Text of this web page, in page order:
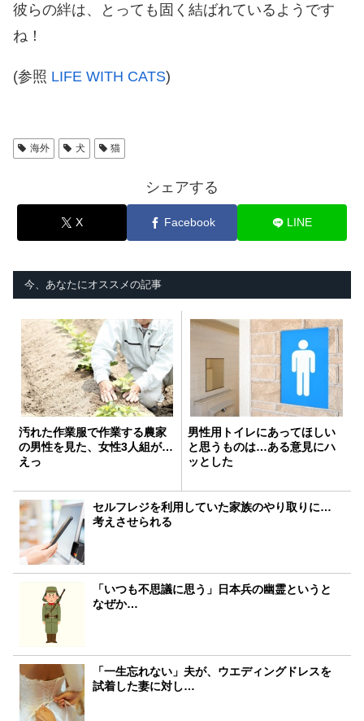
彼らの絆は、とっても固く結ばれているようです
ね！
(参照 LIFE WITH CATS)
海外 犬 猫
シェアする
X Facebook LINE
今、あなたにオススメの記事
汚れた作業服で作業する農家
の男性を見た、女性3人組が…
えっ
男性用トイレにあってほしい
と思うものは…ある意見にハ
ッとした
セルフレジを利用していた家族のやり取りに…
考えさせられる
「いつも不思議に思う」日本兵の幽霊というと
なぜか…
「一生忘れない」夫が、ウエディングドレスを
試着した妻に対し…